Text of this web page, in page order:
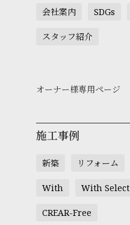
会社案内 SDGs
スタッフ紹介
オーナー様専用ページ
施工事例
新築 リフォーム
With With Select
CREAR-Free